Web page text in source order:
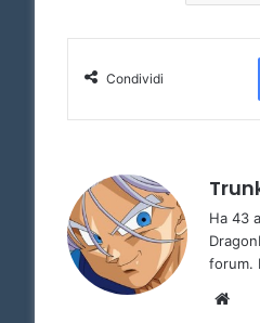
Condividi
Ha 43
forum.